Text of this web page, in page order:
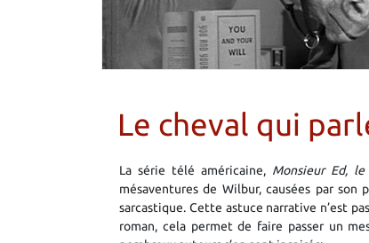
Le cheval qui
La série télé américaine, Monsieur Ed,
mésaventures de Wilbur, causées par
sarcastique. Cette astuce narrative n’est
roman, cela permet de faire passer un